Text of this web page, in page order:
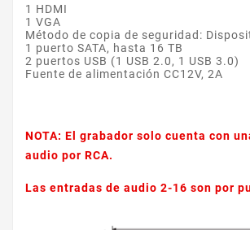
1 HDMI
1 VGA
Método de copia de seguridad:
1 puerto SATA, hasta 16 TB
2 puertos USB (1 USB 2.0, 1 USB 3.0)
Fuente de alimentación CC12V, 2A
NOTA: El grabador solo cuenta con
audio por RCA.
Las entradas de audio 2-16 son por